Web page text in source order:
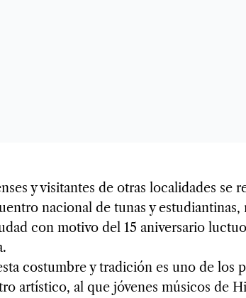
y visitantes de otras localidades se
nacional de tunas y estudiantinas,
con motivo del 15 aniversario
costumbre y tradición es uno de los
artístico, al que jóvenes músicos de